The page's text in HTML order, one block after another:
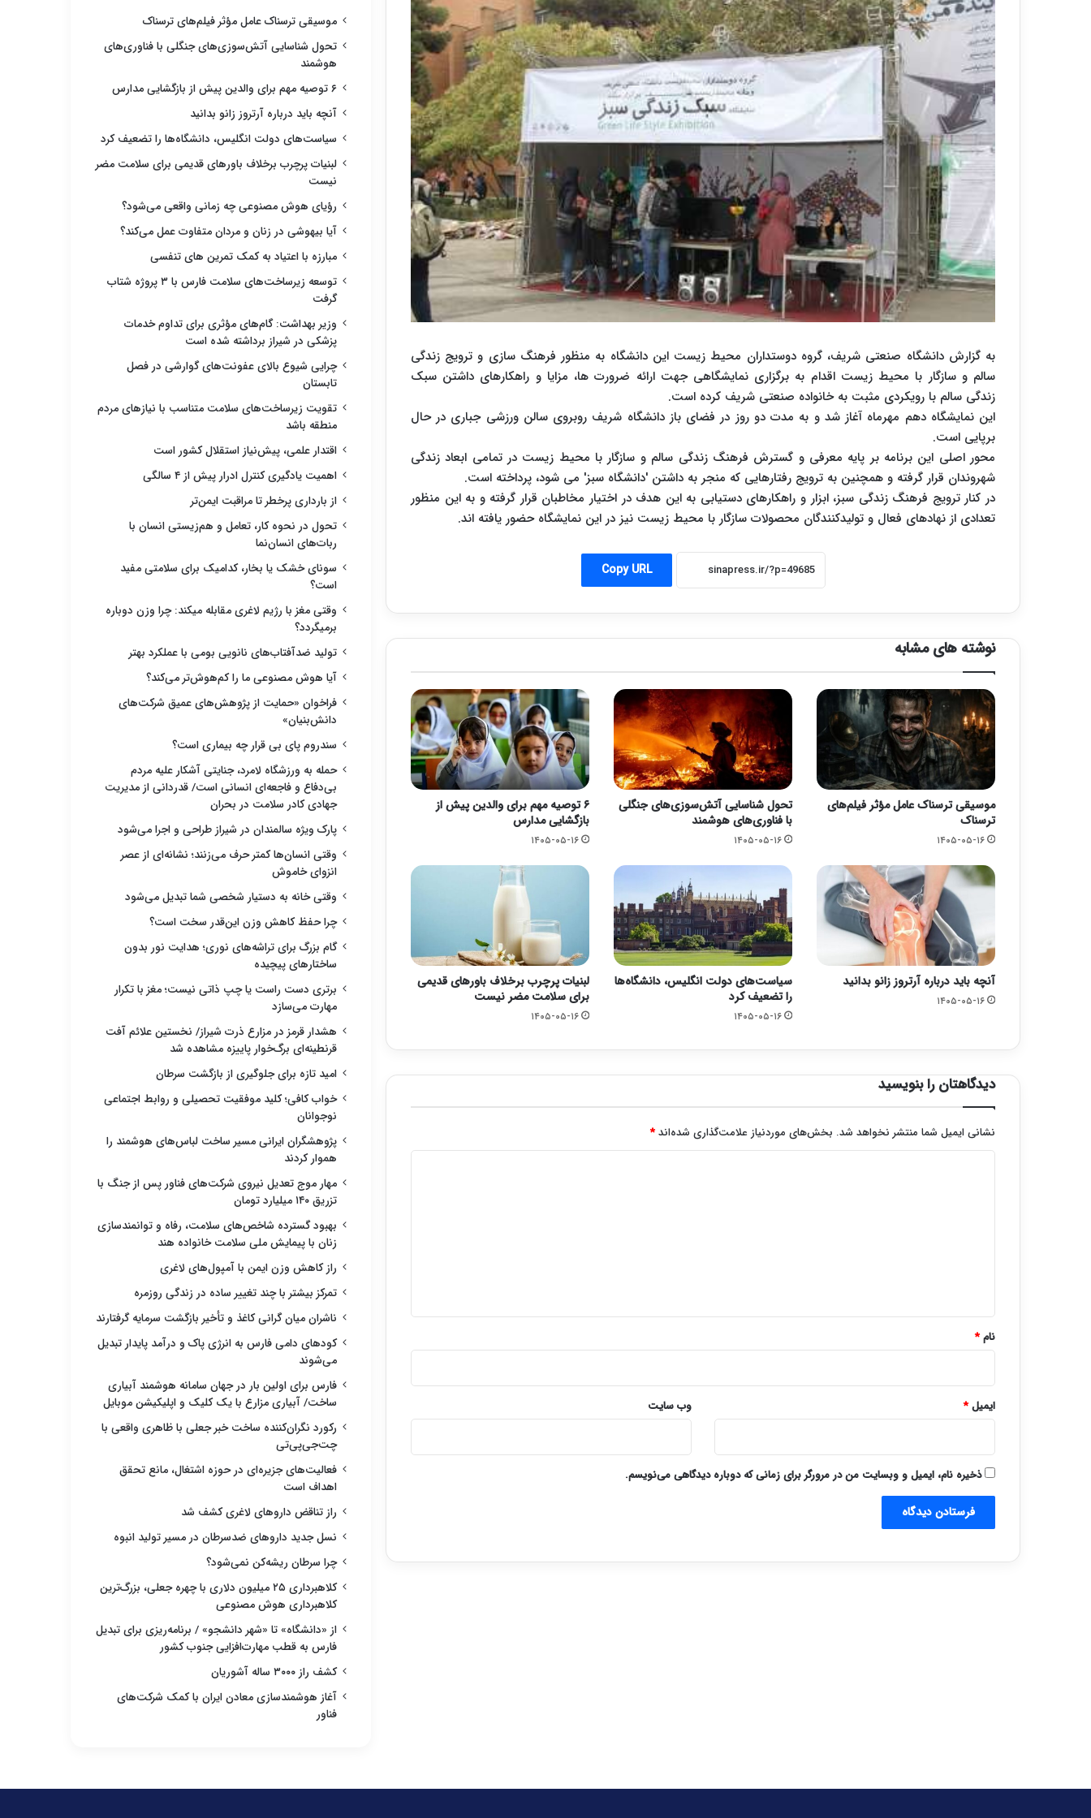
به گزارش دانشگاه صنعتی شریف، گروه دوستداران محیط زیست این دانشگاه به منظور فرهنگ سازی و ترویج زندگی
سالم و سازگار با محیط زیست اقدام به برگزاری نمایشگاهی جهت ارائه ضرورت ها، مزایا و راهکارهای داشتن سبک
زندگی سالم با رویکردی مثبت به خانواده صنعتی شریف کرده است.
این نمایشگاه دهم مهرماه آغاز شد و به مدت دو روز در فضای باز دانشگاه شریف روبروی سالن ورزشی جباری در حال
برپایی است.
محور اصلی این برنامه بر پایه معرفی و گسترش فرهنگ زندگی سالم و سازگار با محیط زیست در تمامی ابعاد زندگی
شهروندان قرار گرفته و همچنین به ترویج رفتارهایی که منجر به داشتن 'دانشگاه سبز' می شود، پرداخته است.
در کنار ترویج فرهنگ زندگی سبز، ابزار و راهکارهای دستیابی به این هدف در اختیار مخاطبان قرار گرفته و به این منظور
تعدادی از نهادهای فعال و تولیدکنندگان محصولات سازگار با محیط زیست نیز در این نمایشگاه حضور یافته اند.
Copy URL
نوشته های مشابه
موسیقی ترسناک عامل مؤثر فیلم‌های
ترسناک
۱۴۰۵-۰۵-۱۶
تحول شناسایی آتش‌سوزی‌های جنگلی
با فناوری‌های هوشمند
۱۴۰۵-۰۵-۱۶
۶ توصیه مهم برای والدین پیش از
بازگشایی مدارس
۱۴۰۵-۰۵-۱۶
آنچه باید درباره آرتروز زانو بدانید
۱۴۰۵-۰۵-۱۶
سیاست‌های دولت انگلیس، دانشگاه‌ها
را تضعیف کرد
۱۴۰۵-۰۵-۱۶
لبنیات پرچرب برخلاف باورهای قدیمی
برای سلامت مضر نیست
۱۴۰۵-۰۵-۱۶
دیدگاهتان را بنویسید
نشانی ایمیل شما منتشر نخواهد شد. بخش‌های موردنیاز علامت‌گذاری شده‌اند*
نام*
ایمیل* وب‌ سایت
ذخیره نام، ایمیل و وبسایت من در مرورگر برای زمانی که دوباره دیدگاهی می‌نویسم.
موسیقی ترسناک عامل مؤثر فیلم‌های ترسناک
تحول شناسایی آتش‌سوزی‌های جنگلی با فناوری‌های
هوشمند
۶ توصیه مهم برای والدین پیش از بازگشایی مدارس
آنچه باید درباره آرتروز زانو بدانید
سیاست‌های دولت انگلیس، دانشگاه‌ها را تضعیف کرد
لبنیات پرچرب برخلاف باورهای قدیمی برای سلامت مضر
نیست
رؤیای هوش مصنوعی چه زمانی واقعی می‌شود؟
آیا بیهوشی در زنان و مردان متفاوت عمل می‌کند؟
مبارزه با اعتیاد به کمک تمرین های تنفسی
توسعه زیرساخت‌های سلامت فارس با ۳ پروژه شتاب
گرفت
وزیر بهداشت: گام‌های مؤثری برای تداوم خدمات
پزشکی در شیراز برداشته شده است
چرایی شیوع بالای عفونت‌های گوارشی در فصل
تابستان
تقویت زیرساخت‌های سلامت متناسب با نیازهای مردم
منطقه باشد
اقتدار علمی، پیش‌نیاز استقلال کشور است
اهمیت یادگیری کنترل ادرار پیش از ۴ سالگی
از بارداری پرخطر تا مراقبت ایمن‌تر
تحول در نحوه کار، تعامل و هم‌زیستی انسان با
ربات‌های انسان‌نما
سونای خشک یا بخار، کدامیک برای سلامتی مفید
است؟
وقتی مغز با رژیم لاغری مقابله میکند: چرا وزن دوباره
برمیگردد؟
تولید ضدآفتاب‌های نانویی بومی با عملکرد بهتر
آیا هوش مصنوعی ما را کم‌هوش‌تر می‌کند؟
فراخوان «حمایت از پژوهش‌های عمیق شرکت‌های
دانش‌بنیان»
سندروم پای بی قرار چه بیماری است؟
حمله به ورزشگاه لامرد، جنایتی آشکار علیه مردم
بی‌دفاع و فاجعه‌ای انسانی است/ قدردانی از مدیریت
جهادی کادر سلامت در بحران
پارک ویژه سالمندان در شیراز طراحی و اجرا می‌شود
وقتی انسان‌ها کمتر حرف می‌زنند؛ نشانه‌ای از عصر
انزوای خاموش
وقتی خانه به دستیار شخصی شما تبدیل می‌شود
چرا حفظ کاهش وزن این‌قدر سخت است؟
گام بزرگ برای تراشه‌های نوری؛ هدایت نور بدون
ساختارهای پیچیده
برتری دست راست یا چپ ذاتی نیست؛ مغز با تکرار
مهارت می‌سازد
هشدار قرمز در مزارع ذرت شیراز/ نخستین علائم آفت
قرنطینه‌ای برگ‌خوار پاییزه مشاهده شد
امید تازه برای جلوگیری از بازگشت سرطان
خواب کافی؛ کلید موفقیت تحصیلی و روابط اجتماعی
نوجوانان
پژوهشگران ایرانی مسیر ساخت لباس‌های هوشمند را
هموار کردند
مهار موج تعدیل نیروی شرکت‌های فناور پس از جنگ با
تزریق ۱۴۰ میلیارد تومان
بهبود گسترده شاخص‌های سلامت، رفاه و توانمندسازی
زنان با پیمایش ملی سلامت خانواده هند
راز کاهش وزن ایمن با آمپول‌های لاغری
تمرکز بیشتر با چند تغییر ساده در زندگی روزمره
ناشران میان گرانی کاغذ و تأخیر بازگشت سرمایه گرفتارند
کودهای دامی فارس به انرژی پاک و درآمد پایدار تبدیل
می‌شوند
فارس برای اولین بار در جهان سامانه هوشمند آبیاری
ساخت/ آبیاری مزارع با یک کلیک و اپلیکیشن موبایل
رکورد نگران‌کننده ساخت خبر جعلی با ظاهری واقعی با
چت‌جی‌پی‌تی
فعالیت‌های جزیره‌ای در حوزه اشتغال، مانع تحقق
اهداف است
راز تناقض داروهای لاغری کشف شد
نسل جدید داروهای ضدسرطان در مسیر تولید انبوه
چرا سرطان ریشه‌کن نمی‌شود؟
کلاهبرداری ۲۵ میلیون دلاری با چهره جعلی، بزرگ‌ترین
کلاهبرداری هوش مصنوعی
از «دانشگاه» تا «شهر دانشجو» / برنامه‌ریزی برای تبدیل
فارس به قطب مهارت‌افزایی جنوب کشور
کشف راز ۳۰۰۰ ساله آشوریان
آغاز هوشمندسازی معادن ایران با کمک شرکت‌های
فناور